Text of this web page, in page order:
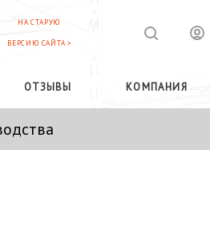
НА СТАРУЮ
ВЕРСИЮ САЙТА >
ОТЗЫВЫ КОМПАНИЯ